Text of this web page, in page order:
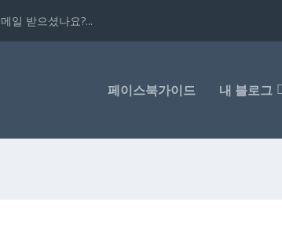
일 받으셨나요?...
페이스북가이드 내 블로그